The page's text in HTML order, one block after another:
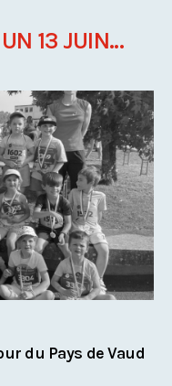
13 JUIN...
du Pays de Vaud